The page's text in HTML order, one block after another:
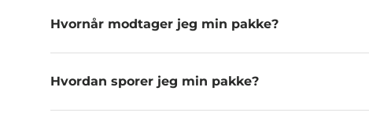
Hvornår modtager jeg min pakke?
Hvordan sporer jeg min pakke?